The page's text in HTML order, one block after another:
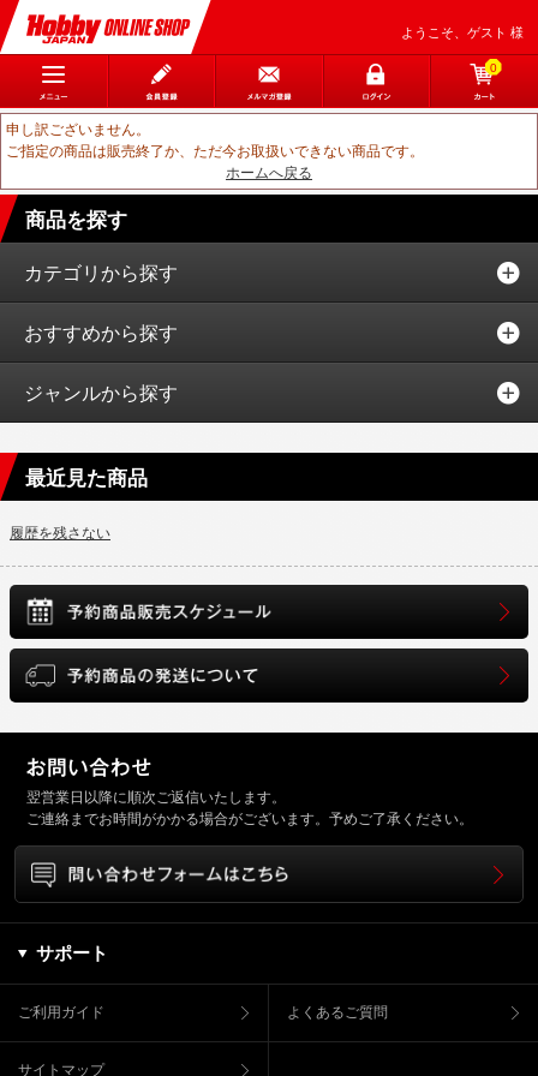
ようこそ、ゲスト 様
0
申し訳ございません。
ご指定の商品は販売終了か、ただ今お取扱いできない商品です。
ホームへ戻る
商品を探す
カテゴリから探す
おすすめから探す
ジャンルから探す
最近見た商品
履歴を残さない
翌営業日以降に順次ご返信いたします。
ご連絡までお時間がかかる場合がございます。予めご了承ください。
サポート
ご利用ガイド よくあるご質問
サイトマップ